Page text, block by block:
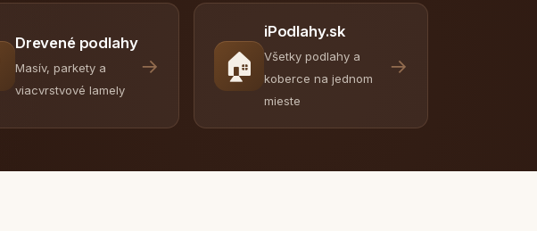
Drevené podlahy
Masív, parkety a
viacvrstvové lamely
→ 🏠
iPodlahy.sk
Všetky podlahy a
koberce na jednom
mieste
→